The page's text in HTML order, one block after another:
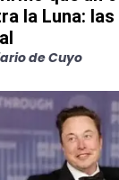
la Luna: las
de Cuyo